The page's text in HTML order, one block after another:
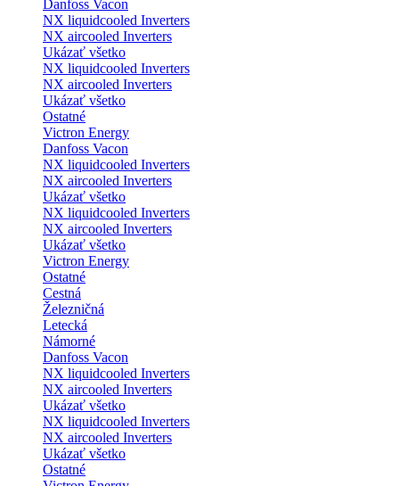
Danfoss Vacon
NX liquidcooled Inverters
NX aircooled Inverters
Ukázať všetko
NX liquidcooled Inverters
NX aircooled Inverters
Ukázať všetko
Ostatné
Victron Energy
Danfoss Vacon
NX liquidcooled Inverters
NX aircooled Inverters
Ukázať všetko
NX liquidcooled Inverters
NX aircooled Inverters
Ukázať všetko
Victron Energy
Ostatné
Cestná
Železničná
Letecká
Námorné
Danfoss Vacon
NX liquidcooled Inverters
NX aircooled Inverters
Ukázať všetko
NX liquidcooled Inverters
NX aircooled Inverters
Ukázať všetko
Ostatné